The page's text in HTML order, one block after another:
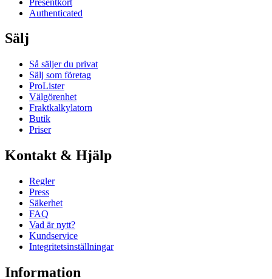
Authenticated
Sälj
Så säljer du privat
Sälj som företag
ProLister
Välgörenhet
Fraktkalkylatorn
Butik
Priser
Kontakt & Hjälp
Regler
Press
Säkerhet
FAQ
Vad är nytt?
Kundservice
Integritetsinställningar
Information